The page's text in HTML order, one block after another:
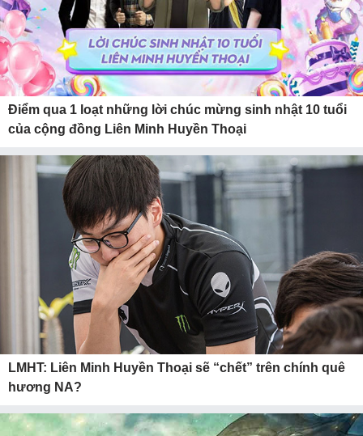
Điểm qua 1 loạt những lời chúc mừng sinh nhật 10 tuổi
của cộng đồng Liên Minh Huyền Thoại
LMHT: Liên Minh Huyền Thoại sẽ “chết” trên chính quê
hương NA?